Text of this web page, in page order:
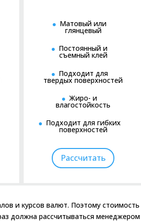
что сама бутылка, на которой
и текст будут выглядеть более
создаётся эффект увеличения, как
к алкогольной продукции.
Размеры контрэтикеток для бутылок
и формами (круглые, квадратные,
имеет важное значение.
и повышенной влажности.
с низкой устойчивостью к
Матовый или
глянцевый
Постоянный и
съемный клей
Подходит для
твердых поверхностей
Жиро- и
влагостойкость
Подходит для гибких
поверхностей
Рассчитать
и курсов валют. Поэтому стоимость
должна рассчитываться менеджером